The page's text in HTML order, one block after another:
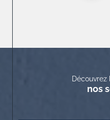
nos